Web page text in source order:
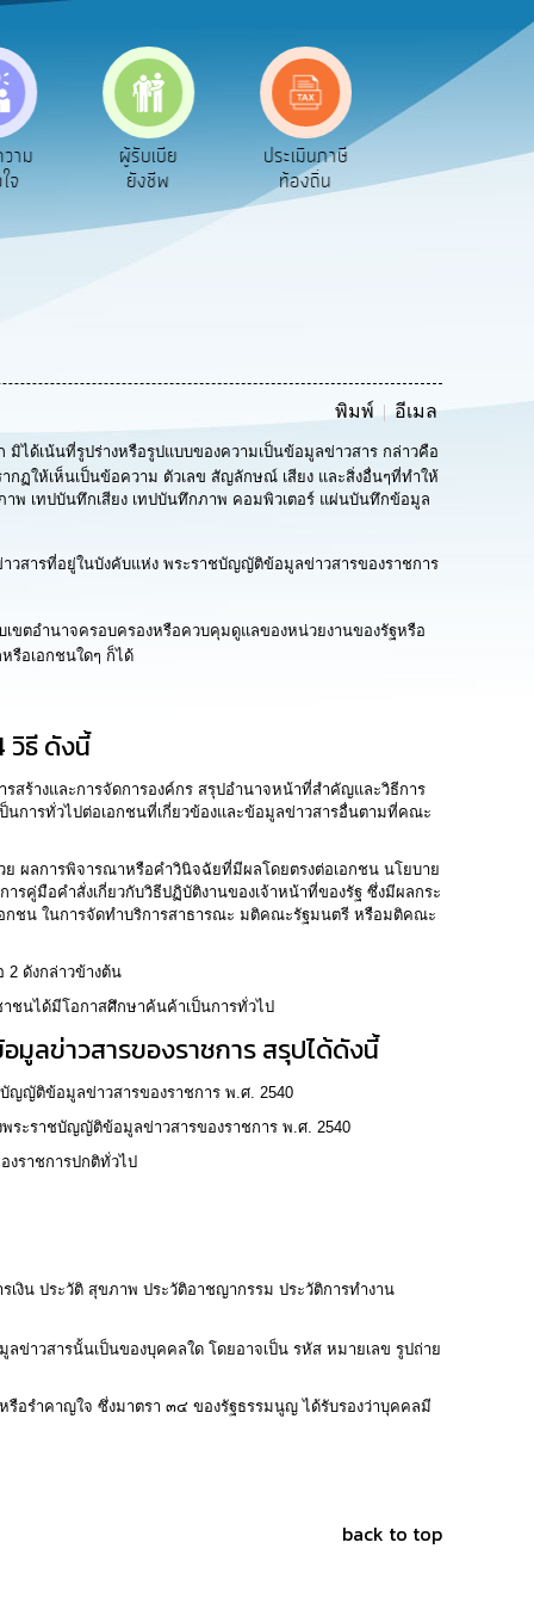
าม
จ
ผู้รับเบีย
ยังชีพ
ประเมินภาษี
ท้องถิ่น
ทะเบียน
พาณิชย์
พิมพ์ อีเมล
มิได้เน้นที่รูปร่างหรือรูปแบบของความเป็นข้อมูลข่าวสาร กล่าวคือ
กฏให้เห็นเป็นข้อความ ตัวเลข สัญลักษณ์ เสียง และสิ่งอื่นๆที่ทำให้
พ เทปบันทึกเสียง เทปบันทึกภาพ คอมพิวเตอร์ แผ่นบันทึกข้อมูล
สารที่อยู่ในบังคับแห่ง พระราชบัญญัติข้อมูลข่าวสารของราชการ
ตอำนาจครอบครองหรือควบคุมดูแลของหน่วยงานของรัฐหรือ
รือเอกชนใดๆ ก็ได้
วิธี ดังนี้
ร้างและการจัดการองค์กร สรุปอำนาจหน้าที่สำคัญและวิธีการ
การทั่วไปต่อเอกชนที่เกี่ยวข้องและข้อมูลข่าวสารอื่นตามที่คณะ
ย ผลการพิจารณาหรือคำวินิจฉัยที่มีผลโดยตรงต่อเอกชน นโยบาย
รคู่มือคำสั่งเกี่ยวกับวิธีปฏิบัติงานของเจ้าหน้าที่ของรัฐ ซึ่งมีผลกระ
ชน ในการจัดทำบริการสาธารณะ มติคณะรัฐมนตรี หรือมติคณะ
2 ดังกล่าวข้างต้น
ชนได้มีโอกาสศึกษาค้นค้าเป็นการทั่วไป
มูลข่าวสารของราชการ สรุปได้ดังนี้
ญญัติข้อมูลข่าวสารของราชการ พ.ศ. 2540
ระราชบัญญัติข้อมูลข่าวสารของราชการ พ.ศ. 2540
ราชการปกติทั่วไป
เงิน ประวัติ สุขภาพ ประวัติอาชญากรรม ประวัติการทำงาน
วสารนั้นเป็นของบุคคลใด โดยอาจเป็น รหัส หมายเลข รูปถ่าย
อรำคาญใจ ซึ่งมาตรา ๓๔ ของรัฐธรรมนูญ ได้รับรองว่าบุคคลมี
back to top